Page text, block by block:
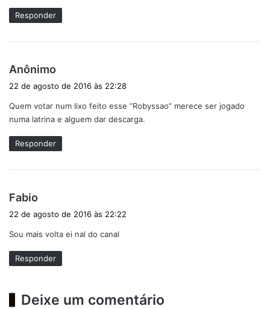
e
:
Responder
Anônimo
s
e
:
22 de agosto de 2016 às 22:28
Quem votar num lixo feito esse “Robyssao” merece ser jogado
numa latrina e alguem dar descarga.
Responder
Fabio
s
e
:
22 de agosto de 2016 às 22:22
Sou mais volta ei nal do canal
Responder
Deixe um comentário